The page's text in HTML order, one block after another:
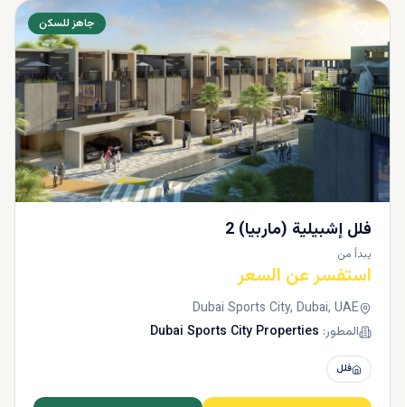
جاهز للسكن
فلل إشبيلية (ماربيا) 2
يبدأ من
استفسر عن السعر
Dubai Sports City, Dubai, UAE
المطور: Dubai Sports City Properties
فلل